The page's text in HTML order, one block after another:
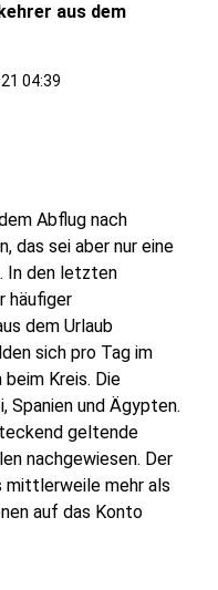
aus dem
04:39
Abflug nach
das sei aber nur eine
In den letzten
häufiger
dem Urlaub
sich pro Tag im
Kreis. Die
Spanien und Ägypten.
geltende
nachgewiesen. Der
mittlerweile mehr als
auf das Konto